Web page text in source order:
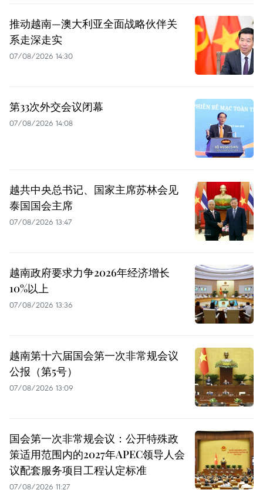
推动越南—澳大利亚全面战略伙伴关
系走深走实
07/08/2026 14:30
第33次外交会议闭幕
07/08/2026 14:08
越共中央总书记、国家主席苏林会见
泰国国会主席
07/08/2026 13:47
越南政府要求力争2026年经济增长
10%以上
07/08/2026 13:36
越南第十六届国会第一次非常规会议
公报（第5号）
07/08/2026 13:09
国会第一次非常规会议：公开特殊政
策适用范围内的2027年APEC领导人会
议配套服务项目工程认定标准
07/08/2026 11:27